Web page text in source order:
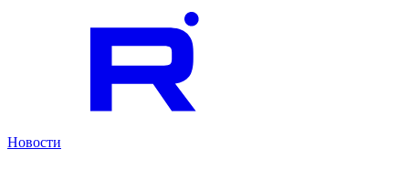
Новости